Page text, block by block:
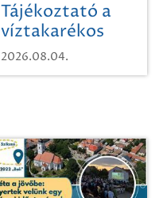
Tájékoztató a
víztakarékos
vízhasználatról
2026.08.04.